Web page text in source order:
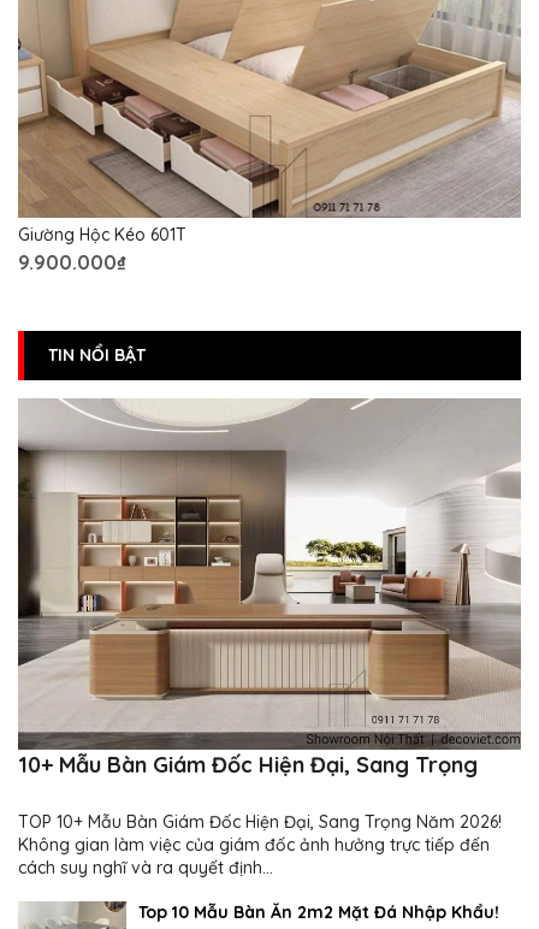
Giường Hộc Kéo 601T
9.900.000₫
TIN NỔI BẬT
10+ Mẫu Bàn Giám Đốc Hiện Đại, Sang Trọng
TOP 10+ Mẫu Bàn Giám Đốc Hiện Đại, Sang Trọng Năm 2026!
Không gian làm việc của giám đốc ảnh hưởng trực tiếp đến
cách suy nghĩ và ra quyết định...
Top 10 Mẫu Bàn Ăn 2m2 Mặt Đá Nhập Khẩu!